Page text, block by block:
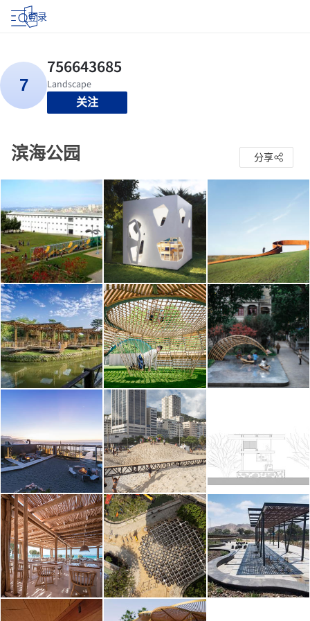
登录
关注
滨海公园 分享